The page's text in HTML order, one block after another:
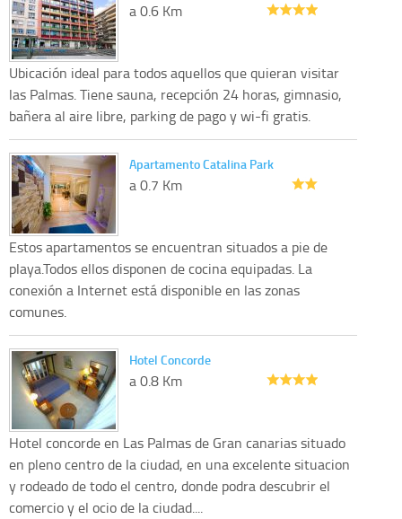
a 0.6 Km
Ubicación ideal para todos aquellos que quieran visitar
las Palmas. Tiene sauna, recepción 24 horas, gimnasio,
bañera al aire libre, parking de pago y wi-fi gratis.
Apartamento Catalina Park
a 0.7 Km
Estos apartamentos se encuentran situados a pie de
playa.Todos ellos disponen de cocina equipadas. La
conexión a Internet está disponible en las zonas
comunes.
Hotel Concorde
a 0.8 Km
Hotel concorde en Las Palmas de Gran canarias situado
en pleno centro de la ciudad, en una excelente situacion
y rodeado de todo el centro, donde podra descubrir el
comercio y el ocio de la ciudad....